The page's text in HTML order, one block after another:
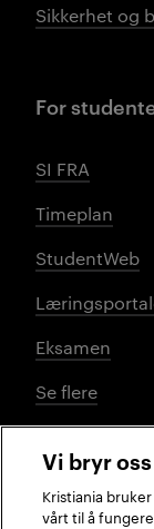
Sikkerhet og
For
SI FRA
Timeplan
StudentWeb
Eksamen
Se flere
Sosiale
Vi bryr
Kristiania
vårt til å